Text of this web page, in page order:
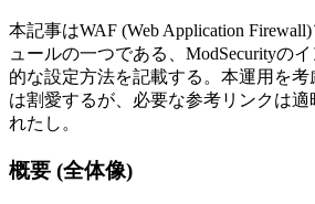
本記事はWAF (Web Application
ュールの一つである、ModSecurityの
的な設定方法を記載する。本運用を
は割愛するが、必要な参考リンクは適
れたし。
概要 (全体像)